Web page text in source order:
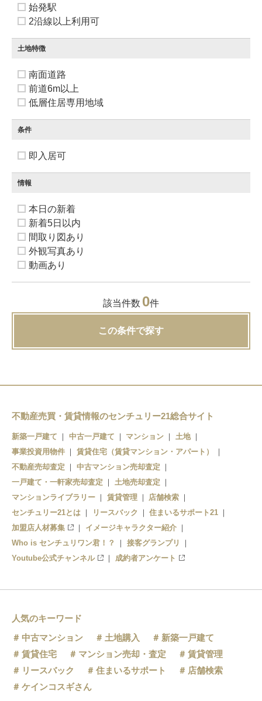
始発駅
2沿線以上利用可
土地特徴
南面道路
前道6m以上
低層住居専用地域
条件
即入居可
情報
本日の新着
新着5日以内
間取り図あり
外観写真あり
動画あり
該当件数 0件
この条件で探す
不動産売買・賃貸情報のセンチュリー21総合サイト
新築一戸建て 中古一戸建て マンション
土地
事業投資用物件
賃貸住宅（賃貸マンション・アパート）
不動産売却査定
中古マンション売却査定
一戸建て・一軒家売却査定
土地売却査定
マンションライブラリー
賃貸管理
店舗検索
センチュリー21とは
リースバック
住まいるサポート21
加盟店人材募集
イメージキャラクター紹介
Who is センチュリワン君！？
接客グランプリ
Youtube公式チャンネル
成約者アンケート
人気のキーワード
中古マンション
土地購入
新築一戸建て
賃貸住宅
マンション売却・査定
賃貸管理
リースバック
住まいるサポート
店舗検索
ケインコスギさん